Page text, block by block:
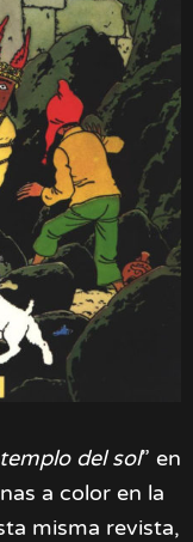
del sol” en
a color en la
misma revista,